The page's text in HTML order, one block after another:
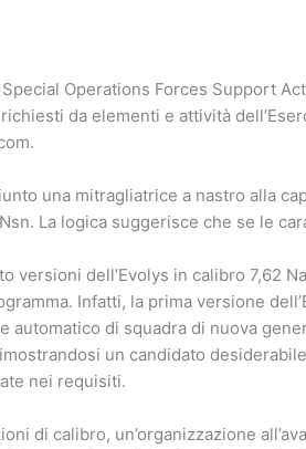
Operations Forces Support
da elementi e attività
una mitragliatrice a nastro alla
La logica suggerisce che se le
versioni dell’Evolys in calibro 7,62
Infatti, la prima versione
automatico di squadra di nuova
un candidato
nei requisiti.
di calibro, un’organizzazione